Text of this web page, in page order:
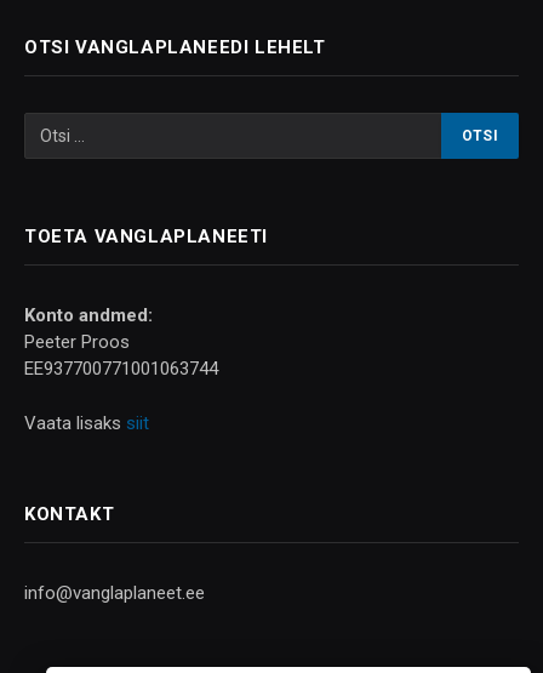
OTSI VANGLAPLANEEDI LEHELT
TOETA VANGLAPLANEETI
Konto andmed:
Peeter Proos
EE937700771001063744
Vaata lisaks siit
KONTAKT
info@vanglaplaneet.ee